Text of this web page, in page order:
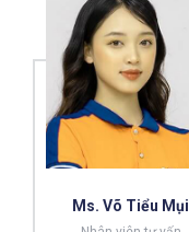
Ms. Võ Tiểu Mụi